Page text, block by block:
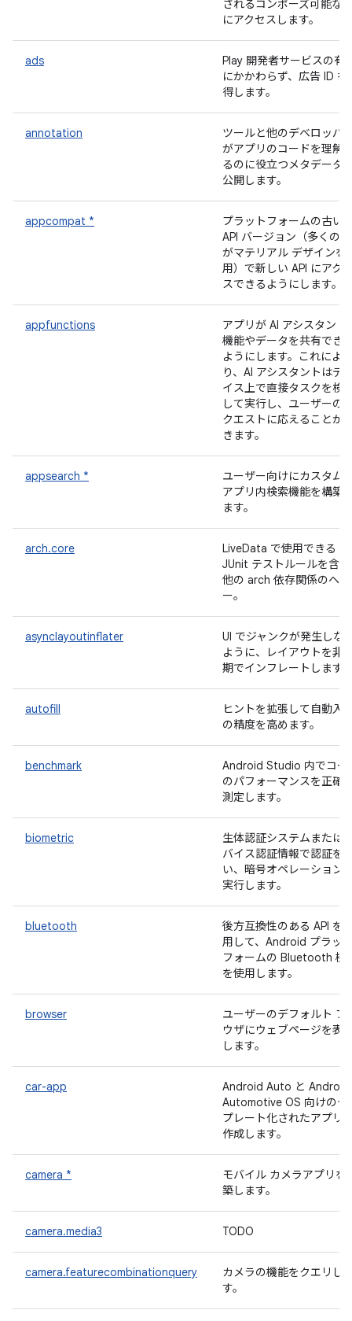
されるコンポーズ可能な
にアクセスします。
ads
Play 開発者サービスの有
にかかわらず、広告 ID を
得します。
annotation
ツールと他のデベロッパ
がアプリのコードを理解
るのに役立つメタデータ
公開します。
appcompat *
プラットフォームの古い
API バージョン（多くの
がマテリアル デザインを
用）で新しい API にアク
スできるようにします。
appfunctions
アプリが AI アシスタント
機能やデータを共有でき
ようにします。これによ
り、AI アシスタントはデ
イス上で直接タスクを検
して実行し、ユーザーの
クエストに応えることが
きます。
appsearch *
ユーザー向けにカスタム
アプリ内検索機能を構築
ます。
arch.core
LiveData で使用できる
JUnit テストルールを含
他の arch 依存関係のヘ
ー。
asynclayoutinflater
UI でジャンクが発生しな
ように、レイアウトを非
期でインフレートします
autofill
ヒントを拡張して自動入
の精度を高めます。
benchmark
Android Studio 内でコー
のパフォーマンスを正確
測定します。
biometric
生体認証システムまたは
バイス認証情報で認証を
い、暗号オペレーション
実行します。
bluetooth
後方互換性のある API を
用して、Android プラッ
フォームの Bluetooth 機
を使用します。
browser
ユーザーのデフォルト ブ
ウザにウェブページを表
します。
car-app
Android Auto と Android
Automotive OS 向けのテ
プレート化されたアプリ
作成します。
camera *
モバイル カメラアプリを
築します。
camera.media3 TODO
camera.featurecombinationquery
カメラの機能をクエリし
す。